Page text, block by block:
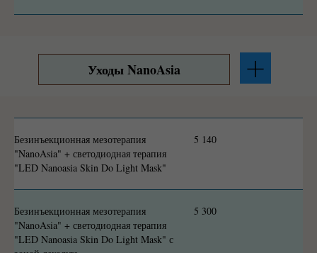
Уходы NanoAsia
Безинъекционная мезотерапия
"NanoAsia" + светодиодная терапия
"LED Nanoasia Skin Do Light Mask"
5 140
Безинъекционная мезотерапия
"NanoAsia" + светодиодная терапия
"LED Nanoasia Skin Do Light Mask" с
5 300